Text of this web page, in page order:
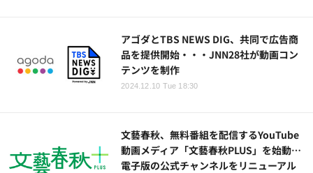
アゴダとTBS NEWS DIG、共同で広告商
品を提供開始・・・JNN28社が動画コン
テンツを制作
2024.12.10 Tue 18:30
文藝春秋、無料番組を配信するYouTube
動画メディア「文藝春秋PLUS」を始動…
電子版の公式チャンネルをリニューアル